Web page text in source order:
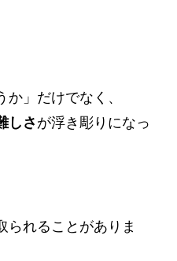
」だけでなく、
しさ が浮き彫りになっ
られることがありま